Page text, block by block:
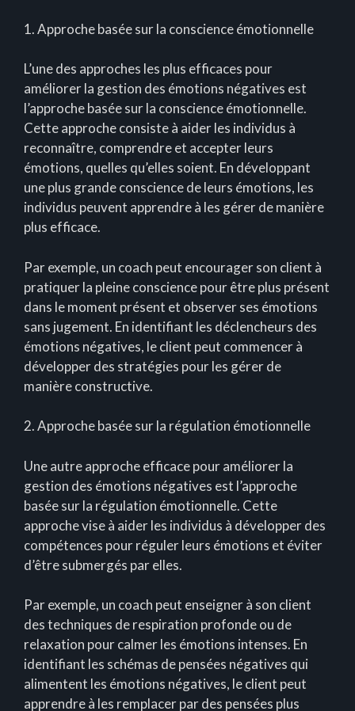
1. Approche basée sur la conscience émotionnelle
L’une des approches les plus efficaces pour
améliorer la gestion des émotions négatives est
l’approche basée sur la conscience émotionnelle.
Cette approche consiste à aider les individus à
reconnaître, comprendre et accepter leurs
émotions, quelles qu’elles soient. En développant
une plus grande conscience de leurs émotions, les
individus peuvent apprendre à les gérer de manière
plus efficace.
Par exemple, un coach peut encourager son client à
pratiquer la pleine conscience pour être plus présent
dans le moment présent et observer ses émotions
sans jugement. En identifiant les déclencheurs des
émotions négatives, le client peut commencer à
développer des stratégies pour les gérer de
manière constructive.
2. Approche basée sur la régulation émotionnelle
Une autre approche efficace pour améliorer la
gestion des émotions négatives est l’approche
basée sur la régulation émotionnelle. Cette
approche vise à aider les individus à développer des
compétences pour réguler leurs émotions et éviter
d’être submergés par elles.
Par exemple, un coach peut enseigner à son client
des techniques de respiration profonde ou de
relaxation pour calmer les émotions intenses. En
identifiant les schémas de pensées négatives qui
alimentent les émotions négatives, le client peut
apprendre à les remplacer par des pensées plus